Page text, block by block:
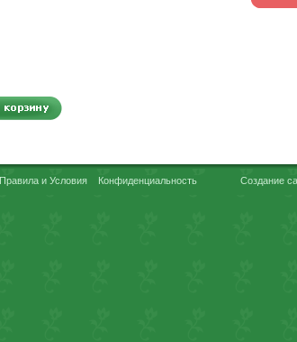
Правила и Условия Конфиденциальность Создание